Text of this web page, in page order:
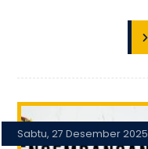
Sabtu, 27 Desember 2025